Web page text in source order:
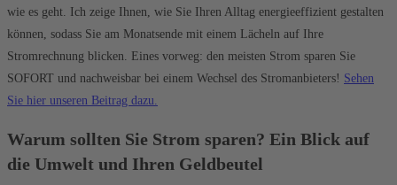
wie es geht. Ich zeige Ihnen, wie Sie Ihren Alltag energieeffizient gestalten
können, sodass Sie am Monatsende mit einem Lächeln auf Ihre
Stromrechnung blicken. Eines vorweg: den meisten Strom sparen Sie
SOFORT und nachweisbar bei einem Wechsel des Stromanbieters! Sehen
Sie hier unseren Beitrag dazu.
Warum sollten Sie Strom sparen? Ein Blick auf
die Umwelt und Ihren Geldbeutel